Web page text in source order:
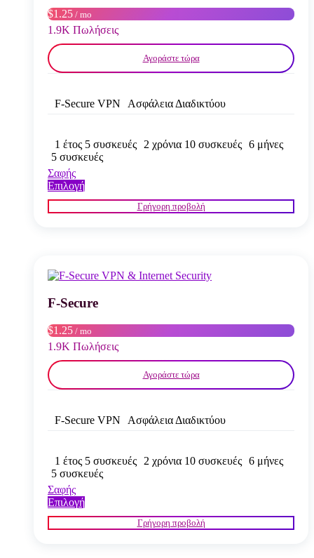
στη
σελίδα
του
προϊόντος
$1.25 / mo
1.9K Πωλήσεις
Αγοράστε τώρα
F-Secure VPN Ασφάλεια Διαδικτύου
1 έτος 5 συσκευές 2 χρόνια 10 συσκευές 6 μήνες
5 συσκευές
Σαφής
ΕπιλογήΑυτό
το
προϊόν
επιλογές
να
επιλεγούν
στη
σελίδα
του
προϊόντος
Γρήγορη προβολή
F-Secure
$1.25 / mo
1.9K Πωλήσεις
Αγοράστε τώρα
F-Secure VPN Ασφάλεια Διαδικτύου
1 έτος 5 συσκευές 2 χρόνια 10 συσκευές 6 μήνες
5 συσκευές
Σαφής
ΕπιλογήΑυτό
το
προϊόν
Γρήγορη προβολή